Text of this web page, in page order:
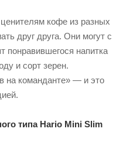
кофе из разных
друг друга. Они могут с
понравившегося напитка
и сорт зерен.
на команданте» — и это
типа Hario Mini Slim